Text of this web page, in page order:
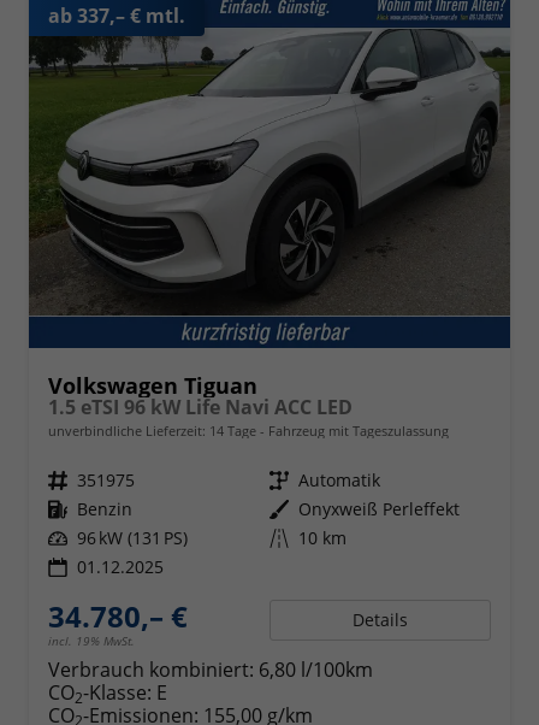
ab 337,– € mtl.
Volkswagen Tiguan
1.5 eTSI 96 kW Life Navi ACC LED
unverbindliche Lieferzeit: 14 Tage Fahrzeug mit Tageszulassung
Fahrzeugnr. 351975 Getriebe Automatik
Kraftstoff Benzin Außenfarbe Onyxweiß Perleffekt
Leistung 96 kW (131 PS) Kilometerstand 10 km
01.12.2025
34.780,– €
incl. 19% MwSt.
Details
Verbrauch kombiniert: 6,80 l/100km
CO2-Klasse: E
CO2-Emissionen: 155,00 g/km